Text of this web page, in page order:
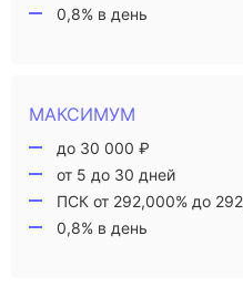
0,8% в день
МАКСИМУМ
до 30 000 ₽
от 5 до 30 дней
ПСК от 292,000% до
0,8% в день